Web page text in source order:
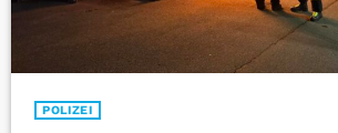
POLIZEI